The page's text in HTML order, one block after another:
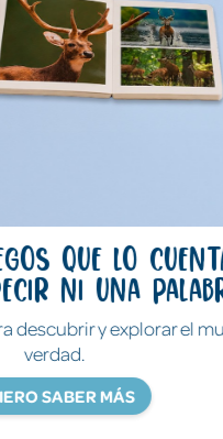
lo cuentan
una palabra
y explorar el mundo de
MÁS